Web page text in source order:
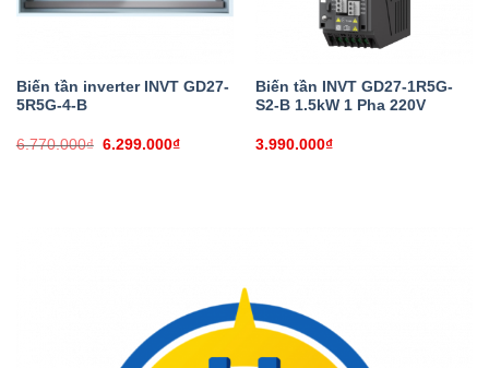
Biến tần inverter INVT GD27-
5R5G-4-B
6.770.000₫ Giá
6.299.000₫Giá
Biến tần INVT GD27-1R5G-
S2-B 1.5kW 1 Pha 220V
3.990.000₫